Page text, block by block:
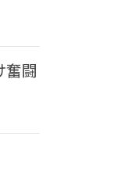
奮闘